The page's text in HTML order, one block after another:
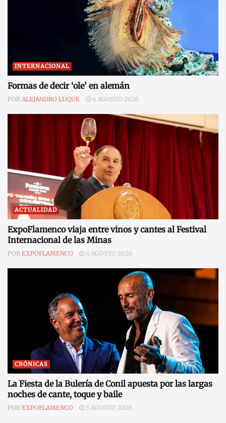
INTERNACIONAL
Formas de decir ‘ole’ en alemán
POR ALEJANDRO LUQUE 6 AGOSTO 2026
ACTUALIDAD
ExpoFlamenco viaja entre vinos y cantes al Festival
Internacional de las Minas
POR EXPOFLAMENCO 6 AGOSTO 2026
CRÓNICAS
La Fiesta de la Bulería de Conil apuesta por las largas
noches de cante, toque y baile
POR EXPOFLAMENCO 5 AGOSTO 2026